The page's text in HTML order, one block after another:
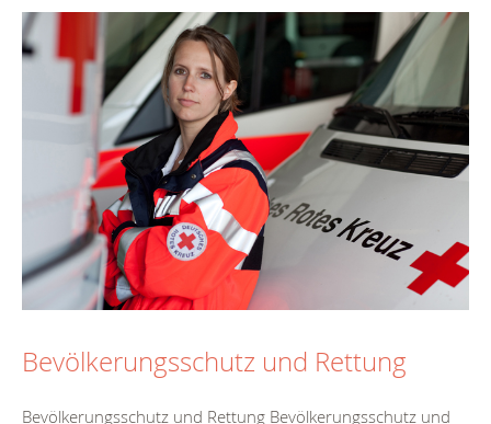
Bevölkerungsschutz und Rettung
Bevölkerungsschutz und Rettung Bevölkerungsschutz und